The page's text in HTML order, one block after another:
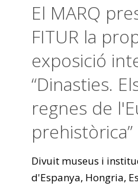
El MARQ
FITUR la
exposició
“Dinasties.
regnes de
prehistòrica”
Divuit museus i
d'Espanya, Hongria,